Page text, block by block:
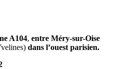
A104, entre Méry-sur-Oise
dans l’ouest parisien.